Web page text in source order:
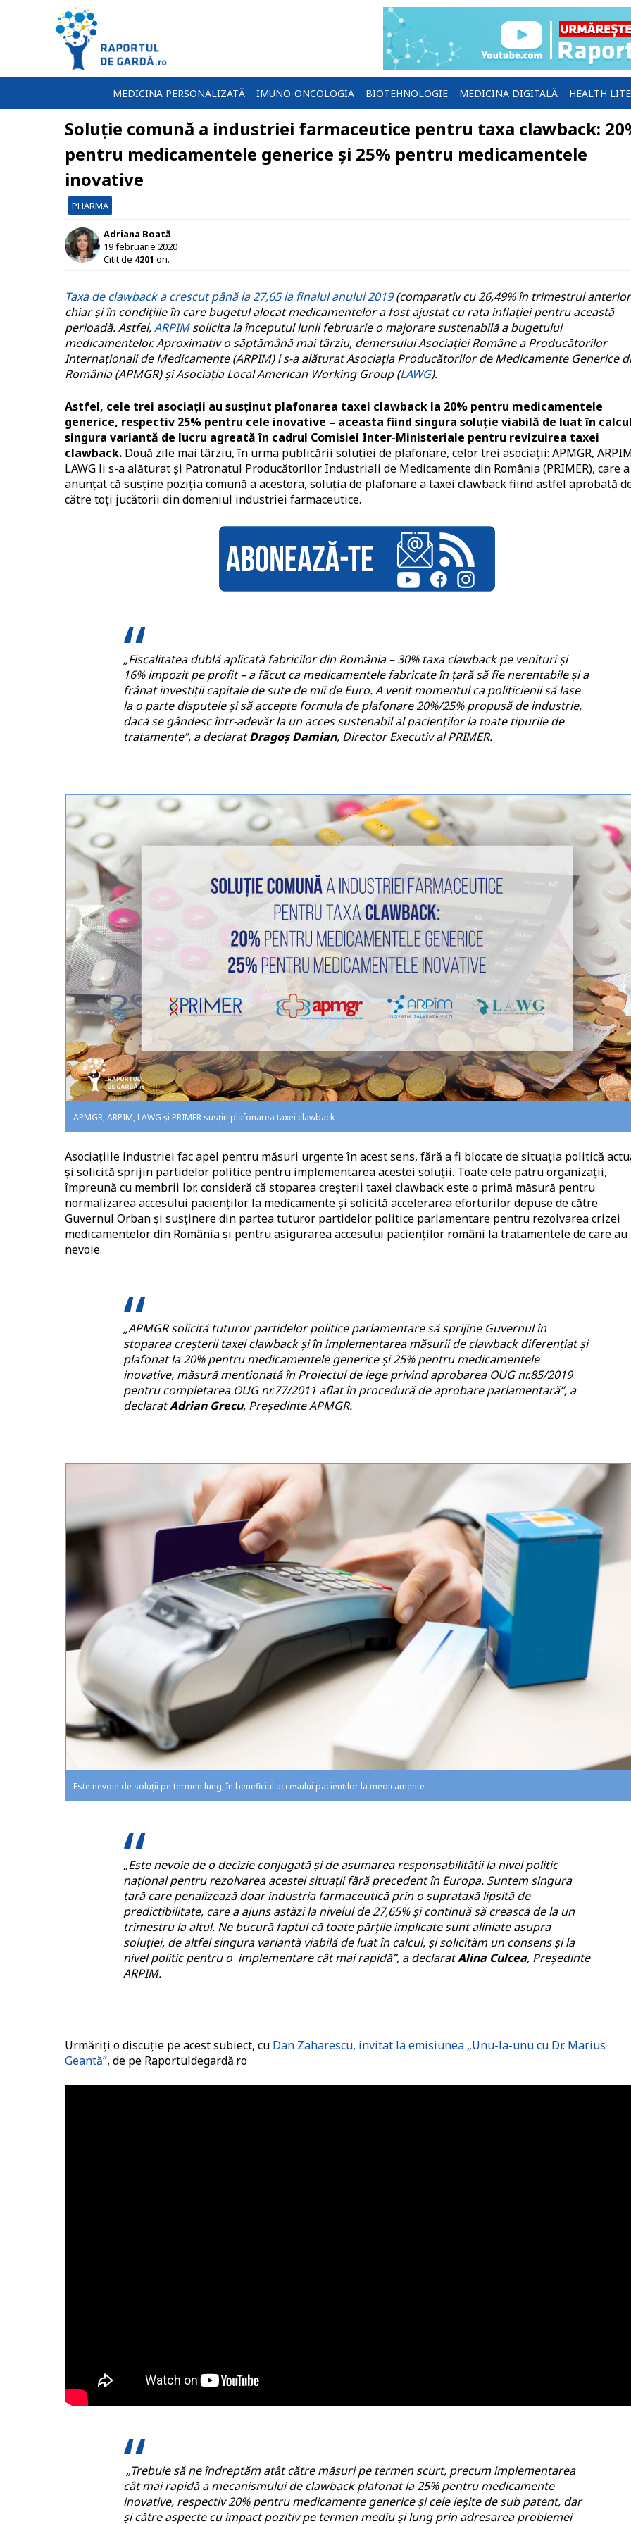
MEDICINA PERSONALIZATĂ IMUNO-ONCOLOGIA BIOTEHNOLOGIE MEDICINA DIGITALĂ HEALTH
Soluție comună a industriei farmaceutice pentru taxa clawback:
pentru medicamentele generice și 25% pentru medicamentele
inovative
PHARMA
Adriana Boată
19 februarie 2020
Citit de 4201 ori.
Taxa de clawback a crescut până la 27,65 la finalul anului 2019(comparativ cu 26,49% în trimestrul
chiar și în condițiile în care bugetul alocat medicamentelor a fost ajustat cu rata inflației pentru această
perioadă. Astfel,ARPIMsolicita la începutul lunii februarie o majorare sustenabilă a bugetului
medicamentelor. Aproximativ o săptămână mai târziu, demersului Asociației Române a Producătorilor
Internaționali de Medicamente (ARPIM) i s-a alăturat Asociația Producătorilor de Medicamente Generice
România (APMGR) și Asociația Local American Working Group (LAWG).
Astfel, cele trei asociații au susținut plafonarea taxei clawback la 20% pentru medicamentele
generice, respectiv 25% pentru cele inovative – aceasta fiind singura soluție viabilă de luat în
singura variantă de lucru agreată în cadrul Comisiei Inter-Ministeriale pentru revizuirea taxei
clawback. Două zile mai târziu, în urma publicării soluției de plafonare, celor trei asociații: APMGR,
LAWG li s-a alăturat și Patronatul Producătorilor Industriali de Medicamente din România (PRIMER), care a
anunțat că susține poziția comună a acestora, soluția de plafonare a taxei clawback fiind astfel aprobată
către toți jucătorii din domeniul industriei farmaceutice.
„Fiscalitatea dublă aplicată fabricilor din România – 30% taxa clawback pe venituri și
16% impozit pe profit – a făcut ca medicamentele fabricate în țară să fie nerentabile și a
frânat investiții capitale de sute de mii de Euro. A venit momentul ca politicienii să lase
la o parte disputele și să accepte formula de plafonare 20%/25% propusă de industrie,
dacă se gândesc într-adevăr la un acces sustenabil al pacienților la toate tipurile de
tratamente”, a declaratDragoș Damian, Director Executiv al PRIMER.
APMGR, ARPIM, LAWG și PRIMER susțin plafonarea taxei clawback
Asociațiile industriei fac apel pentru măsuri urgente în acest sens, fără a fi blocate de situația politică
și solicită sprijin partidelor politice pentru implementarea acestei soluții. Toate cele patru organizații,
împreună cu membrii lor, consideră că stoparea creșterii taxei clawback este o primă măsură pentru
normalizarea accesului pacienților la medicamente și solicită accelerarea eforturilor depuse de către
Guvernul Orban și susținere din partea tuturor partidelor politice parlamentare pentru rezolvarea crizei
medicamentelor din România și pentru asigurarea accesului pacienților români la tratamentele de care au
nevoie.
„APMGR solicită tuturor partidelor politice parlamentare să sprijine Guvernul în
stoparea creşterii taxei clawback și în implementarea măsurii de clawback diferențiat și
plafonat la 20% pentru medicamentele generice și 25% pentru medicamentele
inovative, măsură menționată în Proiectul de lege privind aprobarea OUG nr.85/2019
pentru completarea OUG nr.77/2011 aflat în procedură de aprobare parlamentară’’, a
declaratAdrian Grecu, Președinte APMGR.
Este nevoie de soluții pe termen lung, în beneficiul accesului pacienților la medicamente
„Este nevoie de o decizie conjugată și de asumarea responsabilității la nivel politic
național pentru rezolvarea acestei situații fără precedent în Europa. Suntem singura
țară care penalizează doar industria farmaceutică prin o suprataxă lipsită de
predictibilitate, care a ajuns astăzi la nivelul de 27,65% și continuă să crească de la un
trimestru la altul. Ne bucură faptul că toate părțile implicate sunt aliniate asupra
soluției, de altfel singura variantă viabilă de luat în calcul, și solicităm un consens și la
nivel politic pentru o implementare cât mai rapidă”, a declaratAlina Culcea, Președinte
ARPIM.
Urmăriți o discuție pe acest subiect, cu Dan Zaharescu, invitat la emisiunea „Unu-la-unu cu Dr. Marius
Geantă”, de pe Raportuldegardă.ro
„Trebuie să ne îndreptăm atât către măsuri pe termen scurt, precum implementarea
cât mai rapidă a mecanismului de clawback plafonat la 25% pentru medicamente
inovative, respectiv 20% pentru medicamente generice și cele ieșite de sub patent, dar
și către aspecte cu impact pozitiv pe termen mediu și lung prin adresarea problemei